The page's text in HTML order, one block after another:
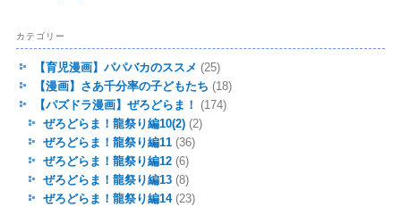
カテゴリー
【育児漫画】パパバカのススメ (25)
【漫画】さあ千分率の子どもたち (18)
【パズドラ漫画】ぜろどらま！
(174)
ぜろどらま！龍祭り編10(2)(2)
ぜろどらま！龍祭り編11(36)
ぜろどらま！龍祭り編12(6)
ぜろどらま！龍祭り編13(8)
ぜろどらま！龍祭り編14(23)